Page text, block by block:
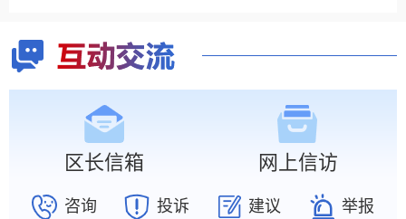
区长信箱 网上信访
咨询 投诉 建议 举报